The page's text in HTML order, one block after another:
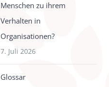
Menschen zu ihrem
Verhalten in
Organisationen?
7. Juli 2026
Glossar